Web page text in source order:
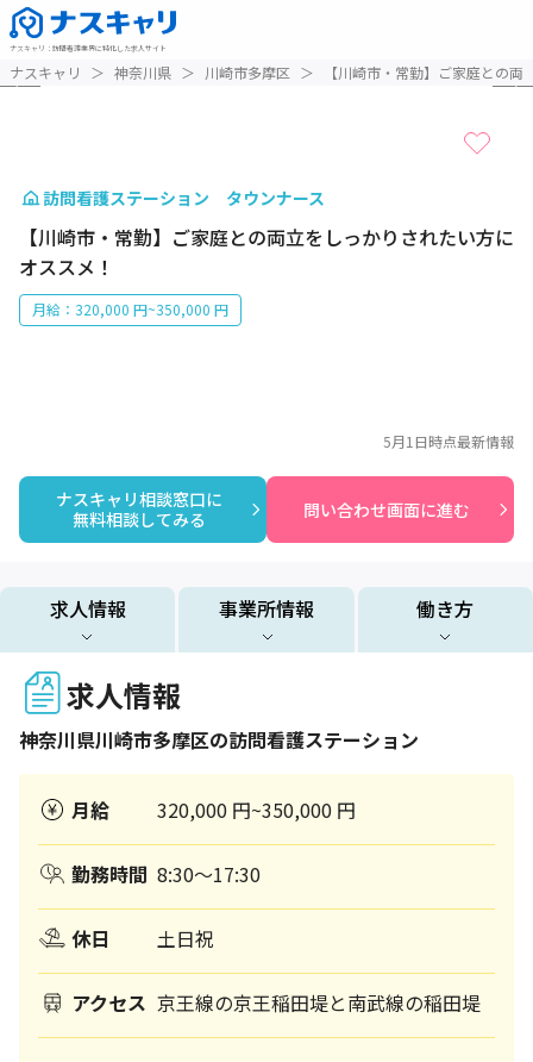
ナスキャリ ： 訪問看護業界に特化した求人サイト
ナスキャリ ＞ 神奈川県 ＞ 川崎市多摩区 ＞ 【川崎市・常勤】ご家庭との
訪問看護ステーション タウンナース
【川崎市・常勤】ご家庭との両立をしっかりされたい方に
オススメ！
月給：320,000 円~350,000 円
ナスキャリ相談窓口に
無料相談してみる
問い合わせ画面に進む
5月1日時点最新情報
求人情報 事業所情報 働き方
求人情報
神奈川県川崎市多摩区の訪問看護ステーション
月給 320,000 円~350,000 円
勤務時間 8:30～17:30
休日 土日祝
アクセス 京王線の京王稲田堤と南武線の稲田堤